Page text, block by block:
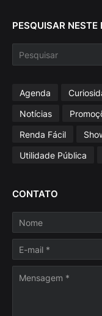
PESQUISAR NESTE
Agenda
Notícias
Renda Fácil
Utilidade Pública
CONTATO